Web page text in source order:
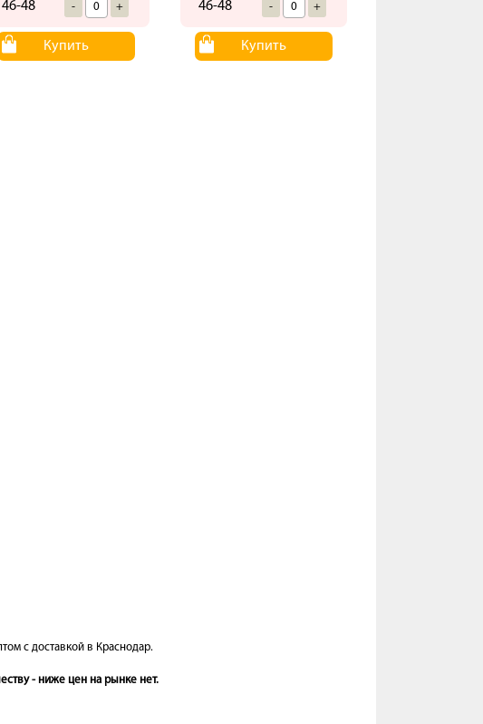
46-48 - +
Купить
46-48 - +
Купить
с доставкой в Краснодар.
- ниже цен на рынке нет.